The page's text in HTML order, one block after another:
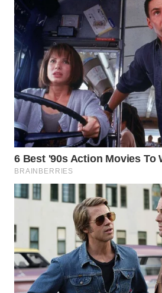
BOROBUDUR
WN
MADURA
WN
SURABAYA
WN
NATUNA
WN
BINTAN
WN
MANDALIKA
WN
LIKUPANG